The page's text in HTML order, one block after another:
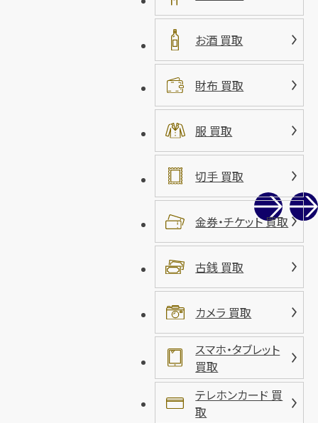
お酒 買取
財布 買取
服 買取
切手 買取
金券・チケット 買取
古銭 買取
カメラ 買取
スマホ・タブレット
買取
テレホンカード 買
取